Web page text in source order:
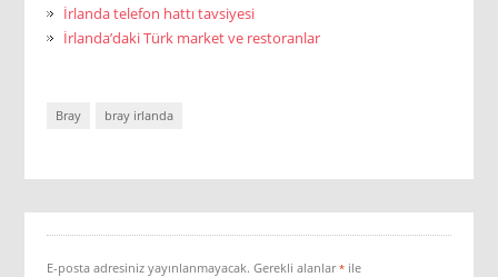
İrlanda telefon hattı tavsiyesi
İrlanda’daki Türk market ve restoranlar
Bray bray irlanda
E-posta adresiniz yayınlanmayacak. Gerekli alanlar* ile